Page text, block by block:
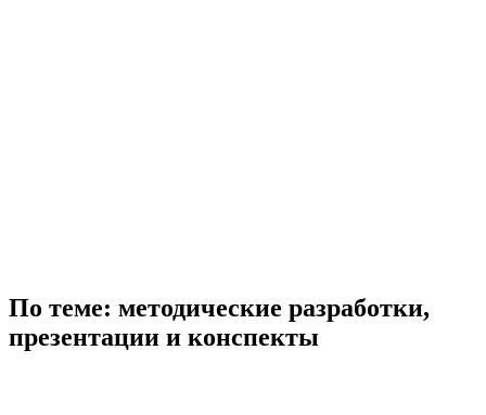
По теме: методические разработки,
презентации и конспекты